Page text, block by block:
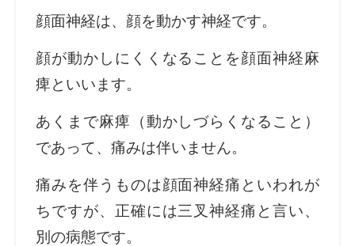
顔面神経は、顔を動かす神経です。
顔が動かしにくくなることを顔面神経麻
痺といいます。
あくまで麻痺（動かしづらくなること）
であって、痛みは伴いません。
痛みを伴うものは顔面神経痛といわれが
ちですが、正確には三叉神経痛と言い、
別の病態です。